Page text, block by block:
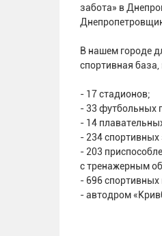
забота» в
В нашем городе
спортивная
- 17 стадионов;
- 33 футбольных
- 14
- 234 спортивных
- 203
с тренажерным
- 696
- автодром